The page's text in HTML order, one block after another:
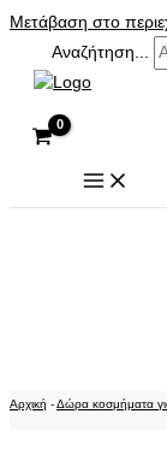
Μετάβαση στο
Αναζήτηση...
Αρχική -Δώρα κοσμήματα